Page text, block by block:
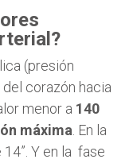
(presión
corazón hacia
menor a 140
máxima . En la
Y en la fase